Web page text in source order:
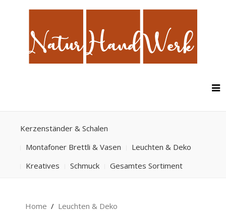
Kerzenständer & Schalen
Montafoner Brettli & Vasen
Leuchten & Deko
Kreatives
Schmuck Gesamtes Sortiment
Home
Leuchten & Deko